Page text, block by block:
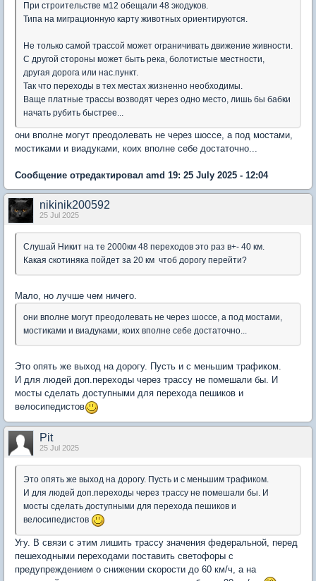
При строительстве м12 обещали 48 экодуков.
Типа на миграционную карту животных ориентируются.
Не только самой трассой может ограничивать движение живности.
С другой стороны может быть река, болотистые местности,
другая дорога или нас.пункт.
Так что переходы в тех местах жизненно необходимы.
Ваще платные трассы возводят через одно место, лишь бы бабки
начать рубить быстрее...
они вполне могут преодолевать не через шоссе, а под мостами,
мостиками и виадуками, коих вполне себе достаточно...
Сообщение отредактировал amd 19: 25 July 2025 - 12:04
nikinik200592
25 Jul 2025
Слушай Никит на те 2000км 48 переходов это раз в+- 40 км.
Какая скотиняка пойдет за 20 км чтоб дорогу перейти?
Мало, но лучше чем ничего.
они вполне могут преодолевать не через шоссе, а под мостами,
мостиками и виадуками, коих вполне себе достаточно...
Это опять же выход на дорогу. Пусть и с меньшим трафиком.
И для людей доп.переходы через трассу не помешали бы. И
мосты сделать доступными для перехода пешиков и
велосипедистов
Pit
25 Jul 2025
Это опять же выход на дорогу. Пусть и с меньшим трафиком.
И для людей доп.переходы через трассу не помешали бы. И
мосты сделать доступными для перехода пешиков и
велосипедистов
Угу. В связи с этим лишить трассу значения федеральной, перед
пешеходными переходами поставить светофоры с
предупреждением о снижении скорости до 60 км/ч, а на